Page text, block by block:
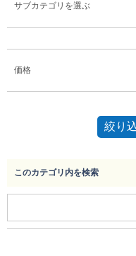
サブカテゴリを選ぶ
価格
このカテゴリ内を検索